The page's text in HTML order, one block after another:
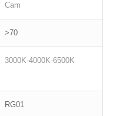
Cam
>70
3000K-4000K-6500K
RG01